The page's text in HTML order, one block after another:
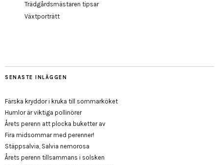
Trädgårdsmästaren tipsar
Växtporträtt
SENASTE INLÄGGEN
Färska kryddor i kruka till sommarköket
Humlor är viktiga pollinörer
Årets perenn att plocka buketter av
Fira midsommar med perenner!
Stäppsalvia, Salvia nemorosa
Årets perenn tillsammans i solsken